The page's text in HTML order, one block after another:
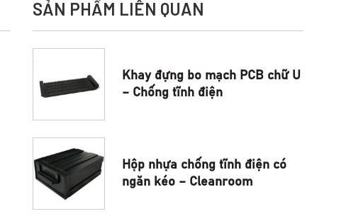
SẢN PHẨM LIÊN QUAN
Khay đựng bo mạch PCB chữ U
– Chống tĩnh điện
Hộp nhựa chống tĩnh điện có
ngăn kéo – Cleanroom